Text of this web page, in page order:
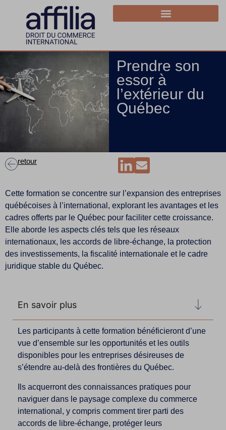
Prendre son
essor à
l’extérieur du
Québec
retour
Cette formation se concentre sur l’expansion des entreprises
québécoises à l’international, explorant les avantages et les
cadres offerts par le Québec pour faciliter cette croissance.
Elle aborde les aspects clés tels que les réseaux
internationaux, les accords de libre-échange, la protection
des investissements, la fiscalité internationale et le cadre
juridique stable du Québec.
En savoir plus
Les participants à cette formation bénéficieront d’une
vue d’ensemble sur les opportunités et les outils
disponibles pour les entreprises désireuses de
s’étendre au-delà des frontières du Québec.
Ils acquerront des connaissances pratiques pour
naviguer dans le paysage complexe du commerce
international, y compris comment tirer parti des
accords de libre-échange, protéger leurs